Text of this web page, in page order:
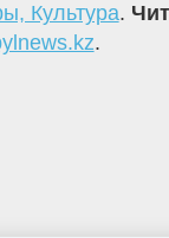
Культура.
.